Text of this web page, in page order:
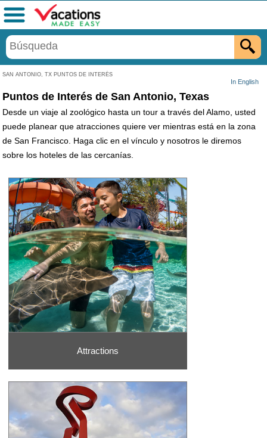
SAN ANTONIO, TX PUNTOS DE INTERÉS
In English
Menú
Puntos de Interés de San Antonio, Texas
Desde un viaje al zoológico hasta un tour a través del Alamo, usted
puede planear que atracciones quiere ver mientras está en la zona
de San Francisco. Haga clic en el vínculo y nosotros le diremos
sobre los hoteles de las cercanías.
Attractions